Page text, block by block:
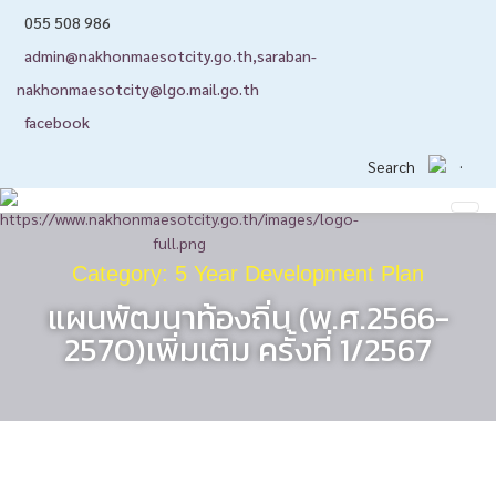
055 508 986
admin@nakhonmaesotcity.go.th,saraban-
nakhonmaesotcity@lgo.mail.go.th
facebook
Search
Category: 5 Year Development Plan
แผนพัฒนาท้องถิ่น (พ.ศ.2566-
2570)เพิ่มเติม ครั้งที่ 1/2567